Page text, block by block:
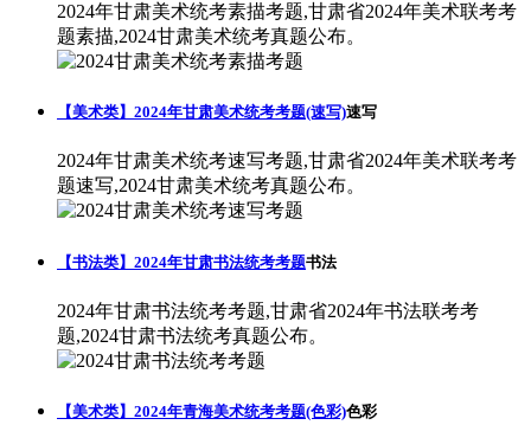
2024年甘肃美术统考素描考题,甘肃省2024年美术联考考
题素描,2024甘肃美术统考真题公布。
【美术类】2024年甘肃美术统考考题(速写)速写
2024年甘肃美术统考速写考题,甘肃省2024年美术联考考
题速写,2024甘肃美术统考真题公布。
【书法类】2024年甘肃书法统考考题书法
2024年甘肃书法统考考题,甘肃省2024年书法联考考
题,2024甘肃书法统考真题公布。
【美术类】2024年青海美术统考考题(色彩)色彩